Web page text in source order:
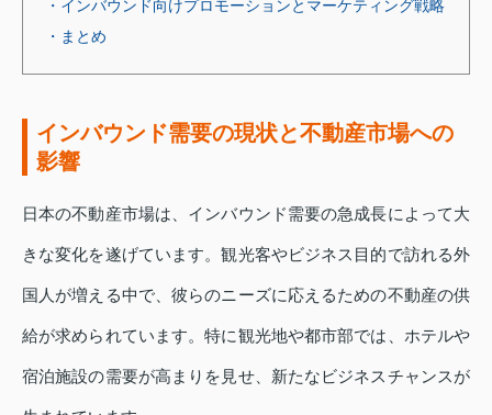
・インバウンド向けプロモーションとマーケティング戦略
・まとめ
インバウンド需要の現状と不動産市場への
影響
日本の不動産市場は、インバウンド需要の急成長によって大
きな変化を遂げています。観光客やビジネス目的で訪れる外
国人が増える中で、彼らのニーズに応えるための不動産の供
給が求められています。特に観光地や都市部では、ホテルや
宿泊施設の需要が高まりを見せ、新たなビジネスチャンスが